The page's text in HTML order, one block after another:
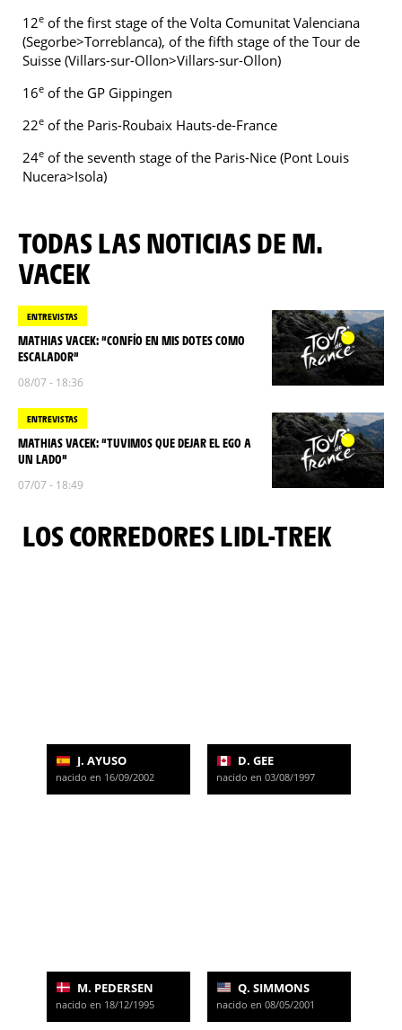
12e of the first stage of the Volta Comunitat Valenciana
(Segorbe>Torreblanca), of the fifth stage of the Tour de
Suisse (Villars-sur-Ollon>Villars-sur-Ollon)
16e of the GP Gippingen
22e of the Paris-Roubaix Hauts-de-France
24e of the seventh stage of the Paris-Nice (Pont Louis
Nucera>Isola)
TODAS LAS NOTICIAS DE M.
VACEK
ENTREVISTAS
MATHIAS VACEK: “CONFÍO EN MIS DOTES COMO
ESCALADOR”
08/07 - 18:36
ENTREVISTAS
MATHIAS VACEK: “TUVIMOS QUE DEJAR EL EGO A
UN LADO”
07/07 - 18:49
LOS CORREDORES LIDL-TREK
J. AYUSO
nacido en 16/09/2002
D. GEE
nacido en 03/08/1997
M. PEDERSEN
nacido en 18/12/1995
Q. SIMMONS
nacido en 08/05/2001